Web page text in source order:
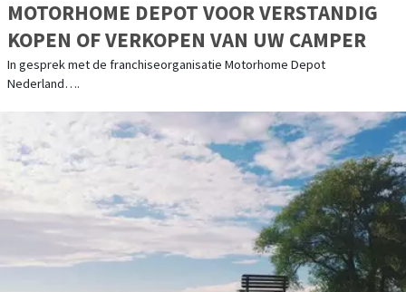
MOTORHOME DEPOT VOOR VERSTANDIG
KOPEN OF VERKOPEN VAN UW CAMPER
In gesprek met de franchiseorganisatie Motorhome Depot
Nederland….